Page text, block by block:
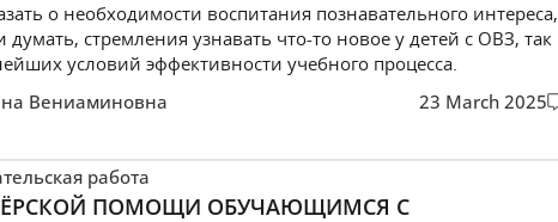
о необходимости воспитания познавательного интереса,
стремления узнавать что-то новое у детей с ОВЗ, так
условий эффективности учебного процесса.
Вениаминовна
23 March 2025
работа
ПОМОЩИ ОБУЧАЮЩИМСЯ С